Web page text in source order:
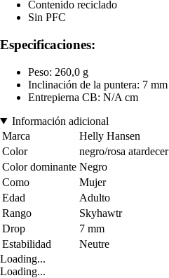
Contenido reciclado
Sin PFC
Especificaciones:
Peso: 260,0 g
Inclinación de la puntera: 7 mm
Entrepierna CB: N/A cm
Información adicional
Marca
Helly Hansen
Color
negro/rosa atardecer
Color dominante Negro
Como
Mujer
Edad
Adulto
Rango
Skyhawtr
Drop
7 mm
Estabilidad
Neutre
Loading...
Loading...